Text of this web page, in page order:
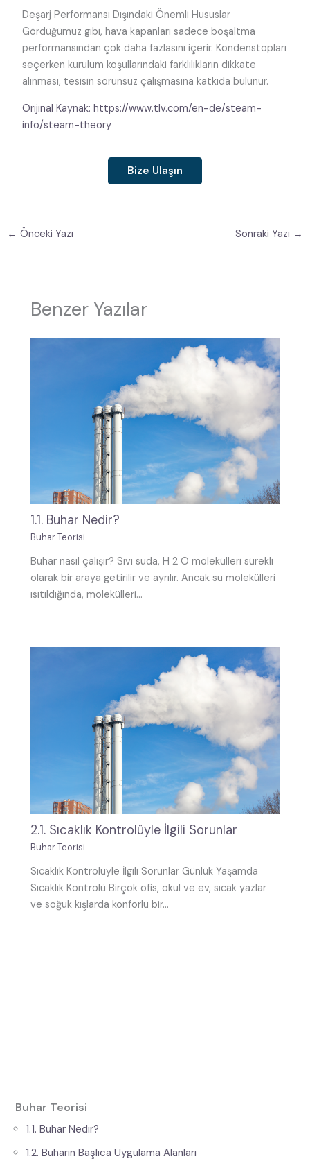
Buhar Teorisi
1.1. Buhar Nedir?
1.2. Buharın Başlıca Uygulama Alanları
Deşarj Performansı Dışındaki Önemli Hususlar
Gördüğümüz gibi, hava kapanları sadece boşaltma
performansından çok daha fazlasını içerir. Kondenstopları
seçerken kurulum koşullarındaki farklılıkların dikkate
alınması, tesisin sorunsuz çalışmasına katkıda bulunur.
Orijinal Kaynak: https://www.tlv.com/en-de/steam-
info/steam-theory
Bize Ulaşın
← Önceki Yazı Sonraki Yazı →
Benzer Yazılar
1.1. Buhar Nedir?
Buhar Teorisi
Buhar nasıl çalışır? Sıvı suda, H 2 O molekülleri sürekli
olarak bir araya getirilir ve ayrılır. Ancak su molekülleri
ısıtıldığında, molekülleri…
2.1. Sıcaklık Kontrolüyle İlgili Sorunlar
Buhar Teorisi
Sıcaklık Kontrolüyle İlgili Sorunlar Günlük Yaşamda
Sıcaklık Kontrolü Birçok ofis, okul ve ev, sıcak yazlar
ve soğuk kışlarda konforlu bir…